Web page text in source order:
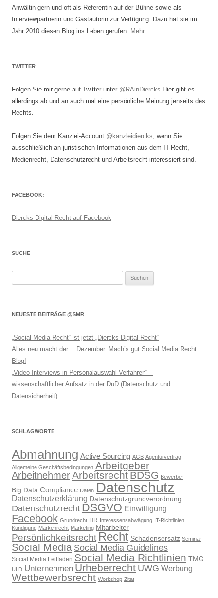
Anwältin gern und oft als Referentin auf der Bühne sowie als
Interviewpartnerin und Gastautorin zur Verfügung. Dazu hat sie im
Jahr 2010 diesen Blog ins Leben gerufen. Mehr
TWITTER
Folgen Sie mir gerne auf Twitter unter @RAinDiercks Hier gibt es
allerdings ab und an auch mal eine persönliche Meinung jenseits des
Rechts.
Folgen Sie dem Kanzlei-Account @kanzleidiercks, wenn Sie
ausschließlich an juristischen Informationen aus dem IT-Recht,
Medienrecht, Datenschutzrecht und Arbeitsrecht interessiert sind.
FACEBOOK:
Diercks Digital Recht auf Facebook
SUCHE
NEUESTE BEITRÄGE @SMR
„Social Media Recht“ ist jetzt „Diercks Digital Recht“
Alles neu macht der… Dezember. Mach’s gut Social Media Recht
Blog!
„Video-Interviews in Personalauswahl-Verfahren“ –
wissenschaftlicher Aufsatz in der DuD (Datenschutz und
Datensicherheit)
SCHLAGWORTE
Abmahnung Active Sourcing AGB Agenturvertrag
Allgemeine Geschäftsbedingungen Arbeitgeber
ArbeitnehmerArbeitsrecht BDSG Bewerber
Big Data Compliance Daten Datenschutz
Datenschutzerklärung Datenschutzgrundverordnung
Datenschutzrecht DSGVO Einwilligung
Facebook Grundrecht HR Interessensabwägung IT-Richtlinien
Kündigung Markenrecht Marketing Mitarbeiter
Persönlichkeitsrecht Recht Schadensersatz Seminar
Social Media Social Media Guidelines
Social Media Leitfaden Social Media Richtlinien TMG
ULD Unternehmen Urheberrecht UWG Werbung
Wettbewerbsrecht Workshop Zitat